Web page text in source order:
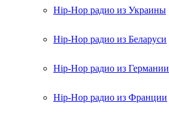
Hip-Hop радио из Украины
Hip-Hop радио из Беларуси
Hip-Hop радио из Германии
Hip-Hop радио из Франции